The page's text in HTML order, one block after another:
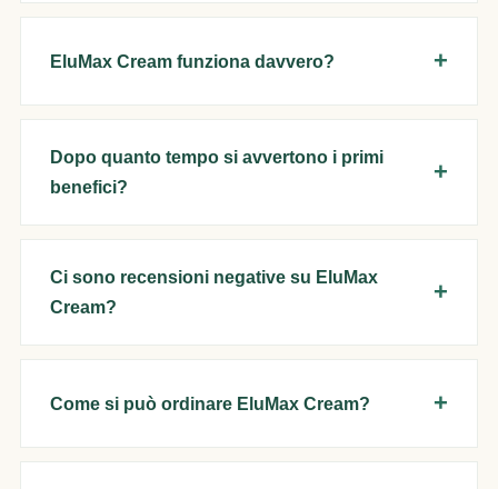
EluMax Cream funziona davvero?
Dopo quanto tempo si avvertono i primi
benefici?
Ci sono recensioni negative su EluMax
Cream?
Come si può ordinare EluMax Cream?